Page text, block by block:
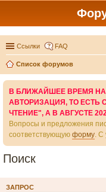
Ссылки FAQ
Список форумов
В БЛИЖАЙШЕЕ ВРЕМЯ
АВТОРИЗАЦИЯ, ТО ЕСТЬ
ЧТЕНИЕ", А В АВГУСТЕ
Вопросы и предложения
соответствующую форму. С
Поиск
ЗАПРОС